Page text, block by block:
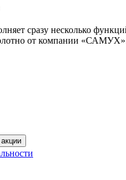
сразу несколько
от компании